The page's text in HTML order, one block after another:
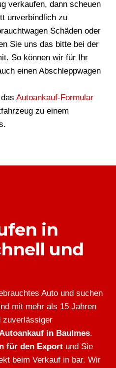
verkaufen, dann scheuen
unverbindlich zu
Schäden oder
Sie uns das bitte bei der
So können wir für Ihr
einen Abschleppwagen
Autoankauf-Formular
zu einem
in
und
Auto und suchen
mit mehr als 15 Jahren
zuverlässiger
in Baulmes.
für den Export und Sie
beim Verkauf in bar. Wir